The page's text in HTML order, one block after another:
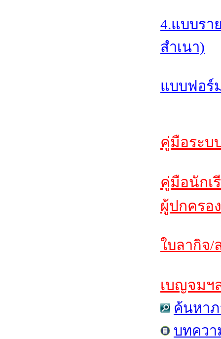
4.แบบรา
สำเนา)
แบบฟอร์
คู่มือระบ
คู่มือนักเ
ผู้ปกครอ
ใบลากิจ/
เบญจมฯ
ค้นหาภ
บทควา